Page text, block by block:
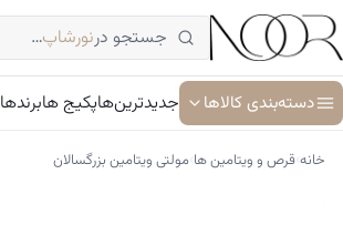
رفتن
به
محتوا
جستجو درنورشاپ…
دسته‌بندی کالاها جدیدترین‌هاپکیج هابرندها
خانه›قرص و ویتامین ها›مولتی ویتامین بزرگسالان